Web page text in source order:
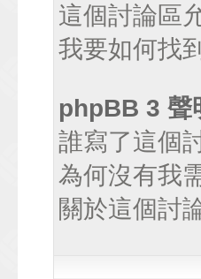
這個討論區
我要如何找
phpBB 3 聲
誰寫了這個
為何沒有我
關於這個討